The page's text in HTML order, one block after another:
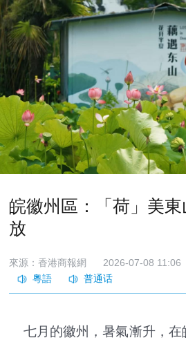
皖徽州區：「荷」美
放
來源：香港商報網 2026-07-08 11:06
七月的徽州，暑氣漸升，在